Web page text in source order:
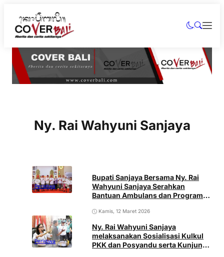
Ny. Rai Wahyuni Sanjaya
Peristiwa
Bupati Sanjaya Bersama Ny. Rai
Wahyuni Sanjaya Serahkan
Bantuan Ambulans dan Program
Kamis, 12 Maret 2026
Peristiwa
Ny. Rai Wahyuni Sanjaya
melaksanakan Sosialisasi Kulkul
PKK dan Posyandu serta Kunjungi